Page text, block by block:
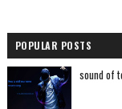
POPULAR POSTS
sound of